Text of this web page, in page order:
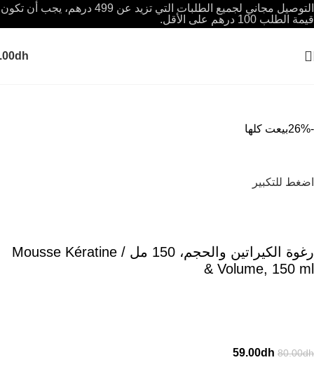
التوصيل مجاني لجميع الطلبات التي تزيد عن 499 درهم، يجب أن تكون
قيمة الطلب 100 درهم على الأقل.
dh
-26% بيعت كلها
اضغط للتكبير
رغوة الكيراتين والحجم، 150 مل / Mousse Kératine
& Volume, 150 ml
80.00dh
59.00dh